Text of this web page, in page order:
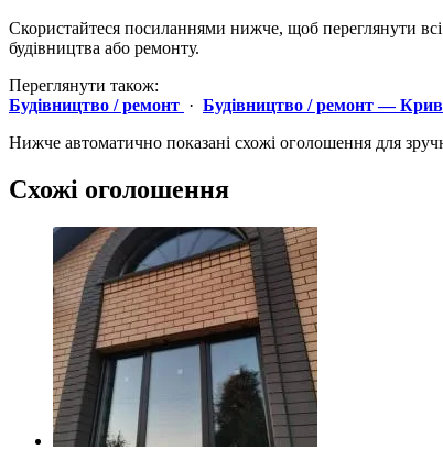
Скористайтеся посиланнями нижче, щоб переглянути всі
будівництва або ремонту.
Переглянути також:
Будівництво / ремонт · Будівництво / ремонт —
Нижче автоматично показані схожі оголошення для
Схожі оголошення